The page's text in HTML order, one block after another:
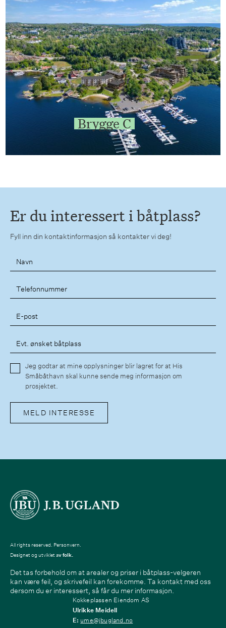
Brygge C
Er du interessert i båtplass?
Fyll inn din kontaktinformasjon så kontakter vi deg!
Jeg godtar at mine opplysninger blir lagret for at His
Småbåthavn skal kunne sende meg informasjon om
prosjektet.
All rights reserved. Personvern.
Designet og utviklet av folk.
Det tas forbehold om at arealer og priser i båtplass-velgeren
kan være feil, og skrivefeil kan forekomme. Ta kontakt med oss
dersom du er interessert, så får du mer informasjon.
Kokkeplassen Eiendom AS
Ulrikke Meidell
E: ume@jbugland.no